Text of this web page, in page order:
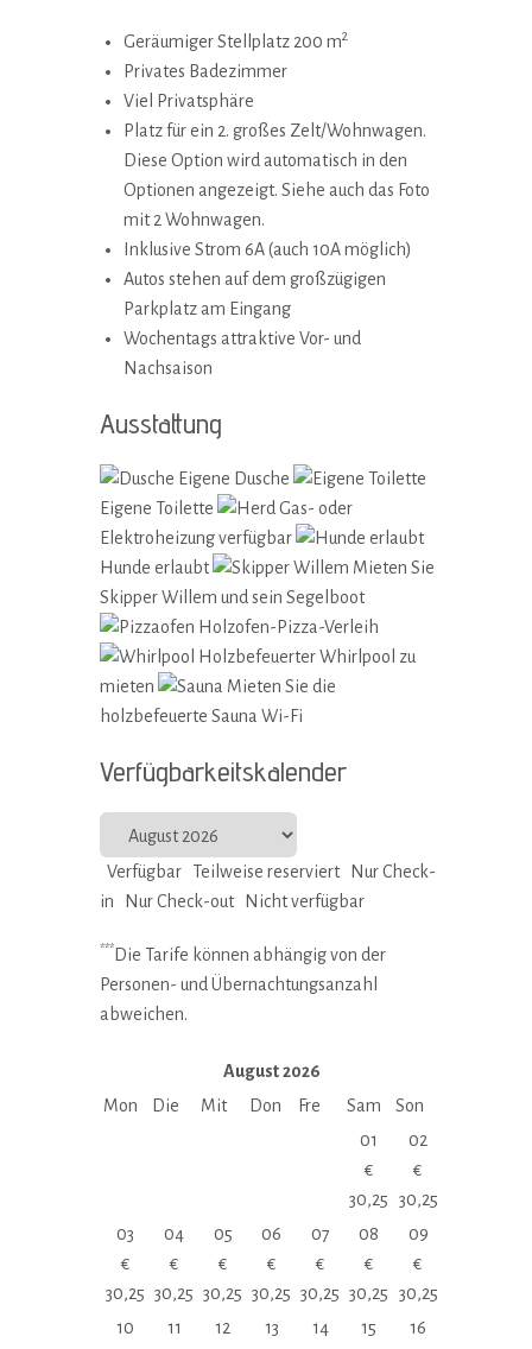
Geräumiger Stellplatz 200 m2
Privates Badezimmer
Viel Privatsphäre
Platz für ein 2. großes Zelt/Wohnwagen.
Diese Option wird automatisch in den
Optionen angezeigt. Siehe auch das Foto
mit 2 Wohnwagen.
Inklusive Strom 6A (auch 10A möglich)
Autos stehen auf dem großzügigen
Parkplatz am Eingang
Wochentags attraktive Vor- und
Nachsaison
Ausstattung
Eigene Dusche
Eigene Toilette
Gas- oder
Elektroheizung verfügbar
Hunde erlaubt
Mieten Sie
Skipper Willem und sein Segelboot
Holzofen-Pizza-Verleih
Holzbefeuerter Whirlpool zu
mieten
Mieten Sie die
holzbefeuerte Sauna Wi-Fi
Verfügbarkeitskalender
Verfügbar Teilweise reserviert
Nur Check-
in
Nur Check-out Nicht verfügbar
*** Die Tarife können abhängig von der
Personen- und Übernachtungsanzahl
abweichen.
August2026
Mon
Die Mit Don Fre Sam
Son
01
€
30,25
02
€
30,25
03
€
30,25
04
€
30,25
05
€
30,25
06
€
30,25
07
€
30,25
08
€
30,25
09
€
30,25
10
11
12
13
14
15
16